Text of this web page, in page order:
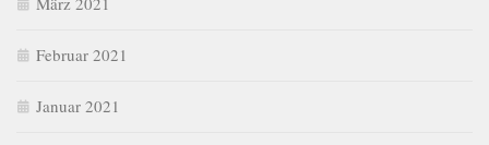
Februar 2021
Januar 2021